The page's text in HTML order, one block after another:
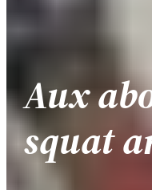
Aux
squat